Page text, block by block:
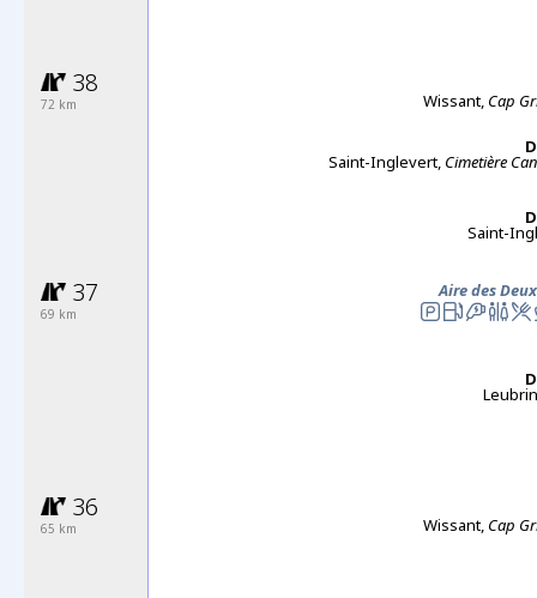
38
72 km Wissant, Cap
Saint-Inglevert, Cimetière
Saint-
37
69 km
Aire des
36
65 km Wissant, Cap